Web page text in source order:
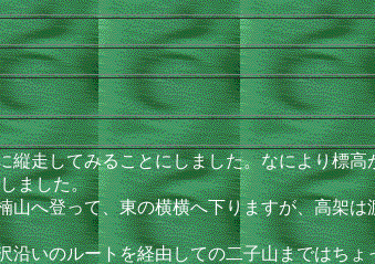
走してみることにしました。なにより標高
ました。
へ登って、東の横横へ下りますが、高架は
いのルートを経由しての二子山まではちょ